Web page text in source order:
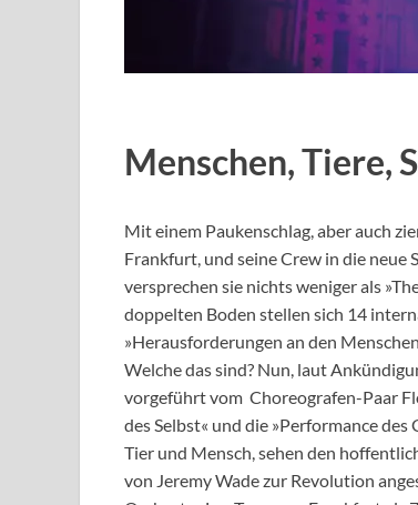
Menschen, Tiere,
Mit einem Paukenschlag, aber auch
Frankfurt, und seine Crew in die neue
versprechen sie nichts weniger als
doppelten Boden stellen sich 14
»Herausforderungen an den
Welche das sind? Nun, laut
vorgeführt vom Choreografen-Paar
des Selbst« und die »Performance
Tier und Mensch, sehen den
von Jeremy Wade zur Revolution